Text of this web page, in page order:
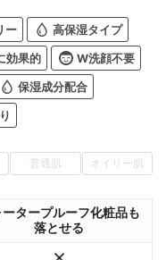
ー 高保湿タイプ
効果的 W洗顔不要
保湿成分配合
普通肌 オイリー肌
ータープルーフ化粧品も
落とせる